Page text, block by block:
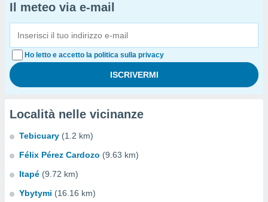
Il meteo via e-mail
Ho letto e accetto la politica sulla privacy
Località nelle vicinanze
Tebicuary (1.2 km)
Félix Pérez Cardozo (9.63 km)
Itapé (9.72 km)
Ybytymi (16.16 km)